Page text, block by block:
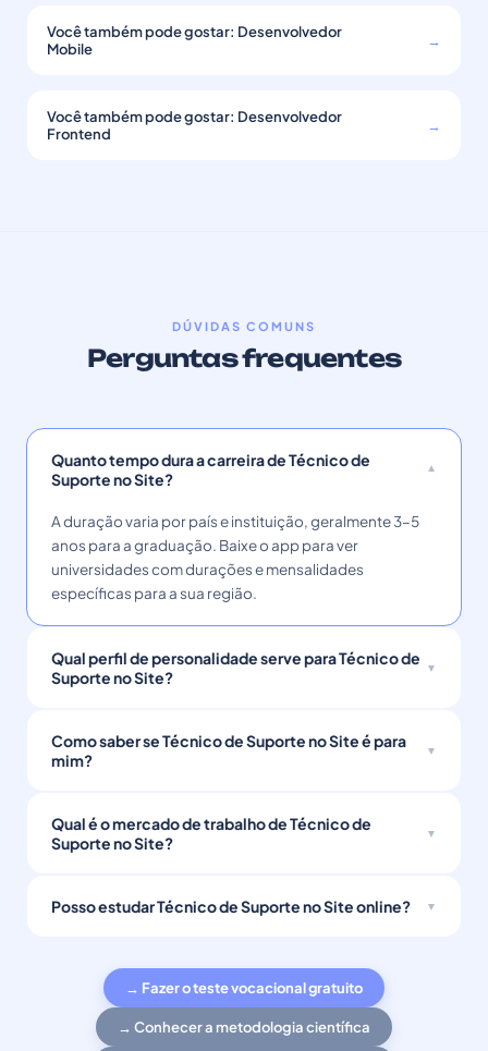
Você também pode gostar: Desenvolvedor
Mobile
→
Você também pode gostar: Desenvolvedor
Frontend
→
DÚVIDAS COMUNS
Perguntas frequentes
Quanto tempo dura a carreira de Técnico de
Suporte no Site?
A duração varia por país e instituição, geralmente 3–5
anos para a graduação. Baixe o app para ver
universidades com durações e mensalidades
específicas para a sua região.
Qual perfil de personalidade serve para Técnico de
Suporte no Site?
Como saber se Técnico de Suporte no Site é para
mim?
Qual é o mercado de trabalho de Técnico de
Suporte no Site?
Posso estudar Técnico de Suporte no Site online?
→ Fazer o teste vocacional gratuito
→ Conhecer a metodologia científica